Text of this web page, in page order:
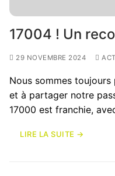
17004 ! Un
29 NOVEMBRE 2024
Nous sommes toujours
et à partager notre
17000 est franchie,
LIRE LA SUITE →